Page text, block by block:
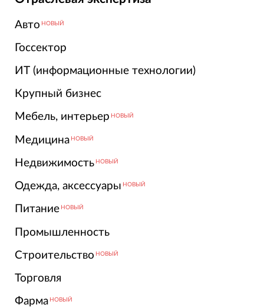
Авто НОВЫЙ
Госсектор
ИТ (информационные технологии)
Крупный бизнес
Мебель, интерьер НОВЫЙ
Медицина НОВЫЙ
Недвижимость НОВЫЙ
Одежда, аксессуары НОВЫЙ
Питание НОВЫЙ
Промышленность
Строительство НОВЫЙ
Торговля
Фарма НОВЫЙ